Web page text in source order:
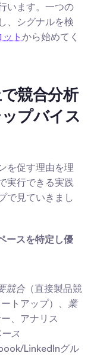
います。一つの
、シグナルを検
トから始めてく
競合分析
プバイス
を促す理由を理
実行できる実践
で見ていきまし
ースを特定し優
競合（直接製品競
トアップ）、 業
、アナリス
ス
LinkedInグル